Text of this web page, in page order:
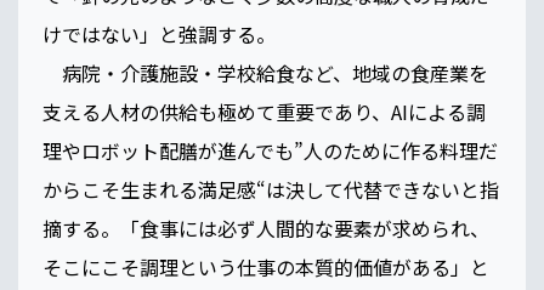
けではない」と強調する。
病院・介護施設・学校給食など、地域の食産業を
支える人材の供給も極めて重要であり、AIによる調
理やロボット配膳が進んでも”人のために作る料理だ
からこそ生まれる満足感“は決して代替できないと指
摘する。「食事には必ず人間的な要素が求められ、
そこにこそ調理という仕事の本質的価値がある」と